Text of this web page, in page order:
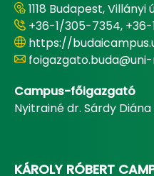
1118 Budapest, Villányi
+36-1/305-7354,
https://
Campus-főigazgató
Nyitrainé dr. Sárdy Diána
KÁROLY RÓBERT